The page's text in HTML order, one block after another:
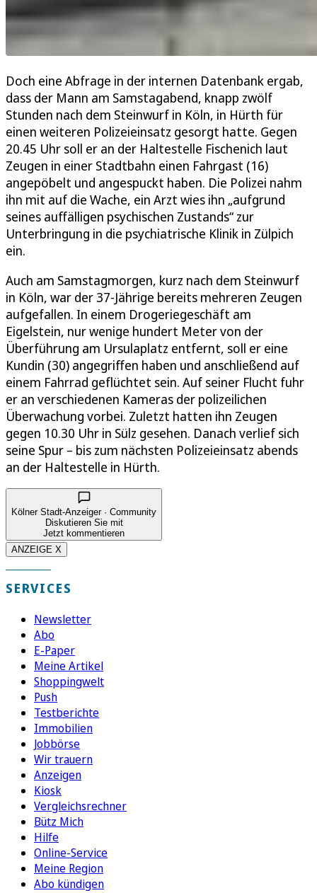
Doch eine Abfrage in der internen Datenbank ergab,
dass der Mann am Samstagabend, knapp zwölf
Stunden nach dem Steinwurf in Köln, in Hürth für
einen weiteren Polizeieinsatz gesorgt hatte. Gegen
20.45 Uhr soll er an der Haltestelle Fischenich laut
Zeugen in einer Stadtbahn einen Fahrgast (16)
angepöbelt und angespuckt haben. Die Polizei nahm
ihn mit auf die Wache, ein Arzt wies ihn „aufgrund
seines auffälligen psychischen Zustands“ zur
Unterbringung in die psychiatrische Klinik in Zülpich
ein.
Auch am Samstagmorgen, kurz nach dem Steinwurf
in Köln, war der 37-Jährige bereits mehreren Zeugen
aufgefallen. In einem Drogeriegeschäft am
Eigelstein, nur wenige hundert Meter von der
Überführung am Ursulaplatz entfernt, soll er eine
Kundin (30) angegriffen haben und anschließend auf
einem Fahrrad geflüchtet sein. Auf seiner Flucht fuhr
er an verschiedenen Kameras der polizeilichen
Überwachung vorbei. Zuletzt hatten ihn Zeugen
gegen 10.30 Uhr in Sülz gesehen. Danach verlief sich
seine Spur – bis zum nächsten Polizeieinsatz abends
an der Haltestelle in Hürth.
Kölner Stadt-Anzeiger · Community
Diskutieren Sie mit
Jetzt kommentieren
ANZEIGE X
SERVICES
Newsletter
Abo
E-Paper
Meine Artikel
Shoppingwelt
Push
Testberichte
Immobilien
Jobbörse
Wir trauern
Anzeigen
Kiosk
Vergleichsrechner
Bütz Mich
Hilfe
Online-Service
Meine Region
Abo kündigen